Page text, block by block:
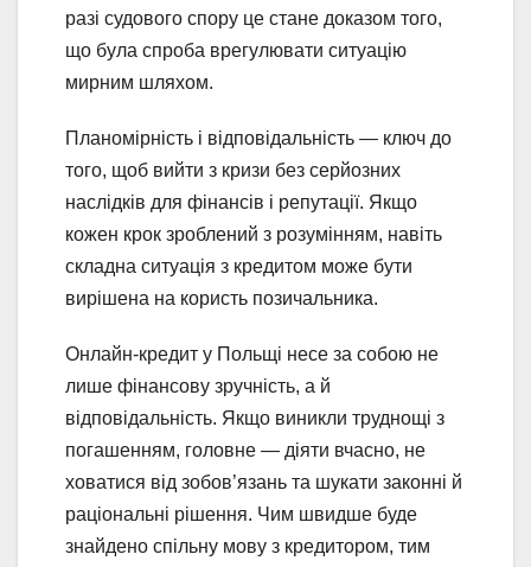
разі судового спору це стане доказом того,
що була спроба врегулювати ситуацію
мирним шляхом.
Планомірність і відповідальність — ключ до
того, щоб вийти з кризи без серйозних
наслідків для фінансів і репутації. Якщо
кожен крок зроблений з розумінням, навіть
складна ситуація з кредитом може бути
вирішена на користь позичальника.
Онлайн‑кредит у Польщі несе за собою не
лише фінансову зручність, а й
відповідальність. Якщо виникли труднощі з
погашенням, головне — діяти вчасно, не
ховатися від зобов’язань та шукати законні й
раціональні рішення. Чим швидше буде
знайдено спільну мову з кредитором, тим